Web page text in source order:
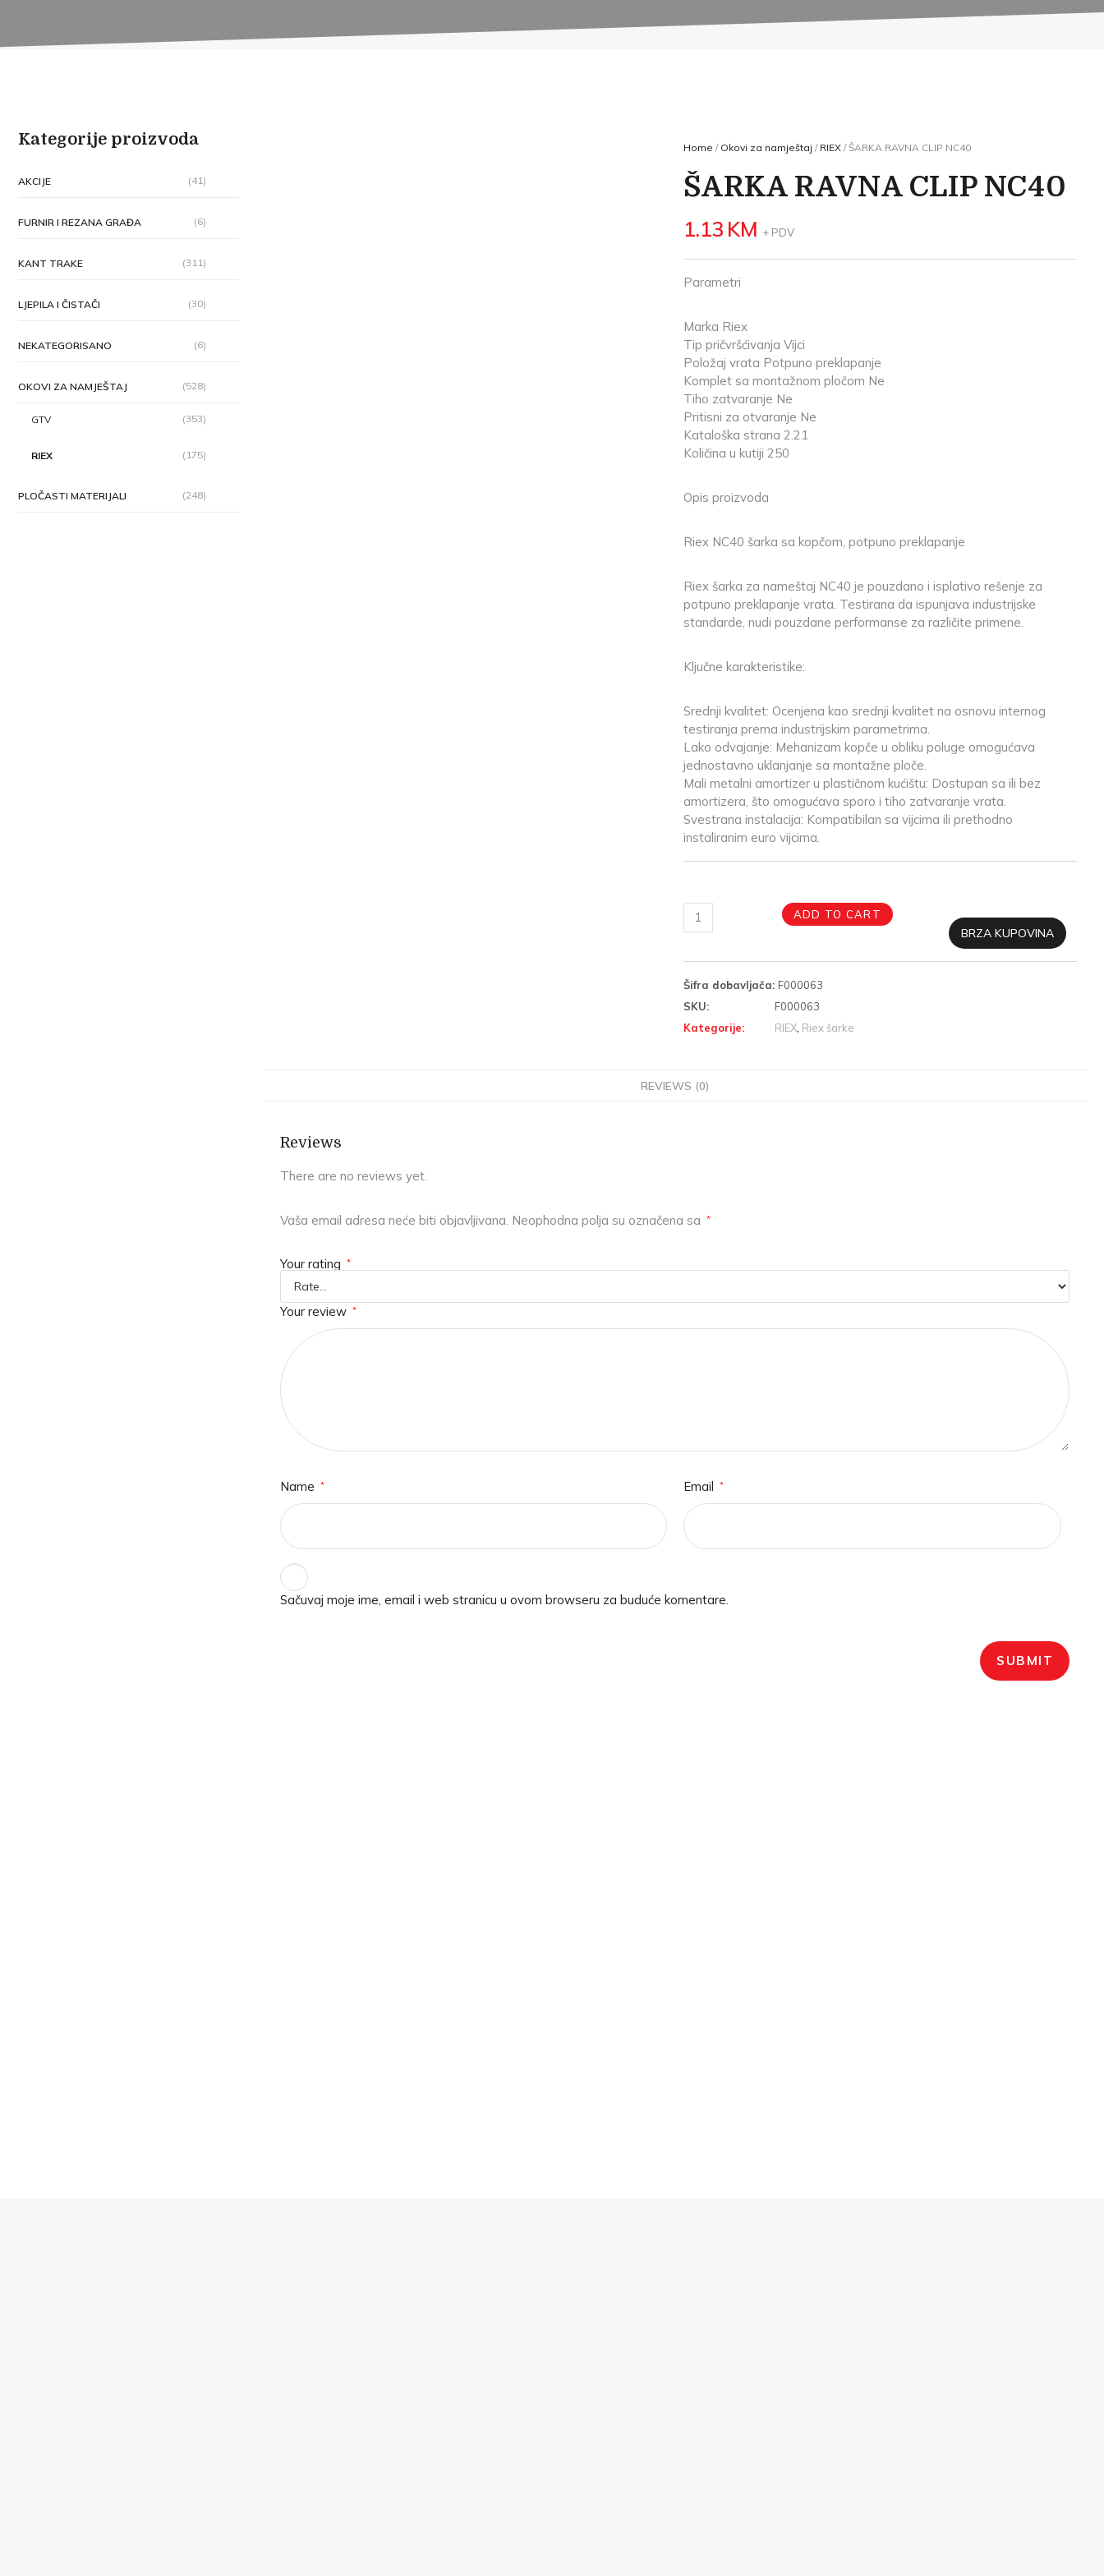
Kategorije proizvoda
AKCIJE (41)
FURNIR I REZANA GRAĐA (6)
KANT TRAKE (311)
LJEPILA I ČISTAČI (30)
NEKATEGORISANO (6)
OKOVI ZA NAMJEŠTAJ (528)
GTV (353)
RIEX (175)
PLOČASTI MATERIJALI (248)
Home / Okovi za namještaj / RIEX/ ŠARKA RAVNA CLIP NC40
ŠARKA RAVNA CLIP NC40
1.13 KM + PDV
Parametri
Marka Riex
Tip pričvršćivanja Vijci
Položaj vrata Potpuno preklapanje
Komplet sa montažnom pločom Ne
Tiho zatvaranje Ne
Pritisni za otvaranje Ne
Kataloška strana 2.21
Količina u kutiji 250
Opis proizvoda
Riex NC40 šarka sa kopčom, potpuno preklapanje
Riex šarka za nameštaj NC40 je pouzdano i isplativo rešenje za
potpuno preklapanje vrata. Testirana da ispunjava industrijske
standarde, nudi pouzdane performanse za različite primene.
Ključne karakteristike:
Srednji kvalitet: Ocenjena kao srednji kvalitet na osnovu internog
testiranja prema industrijskim parametrima.
Lako odvajanje: Mehanizam kopče u obliku poluge omogućava
jednostavno uklanjanje sa montažne ploče.
Mali metalni amortizer u plastičnom kućištu: Dostupan sa ili bez
amortizera, što omogućava sporo i tiho zatvaranje vrata.
Svestrana instalacija: Kompatibilan sa vijcima ili prethodno
instaliranim euro vijcima.
ADD TO CART
BRZA KUPOVINA
Šifra dobavljača: F000063
SKU:
F000063
Kategorije:
RIEX, Riex šarke
REVIEWS (0)
Reviews
There are no reviews yet.
Vaša email adresa neće biti objavljivana. Neophodna polja su označena sa *
Your rating *
Your review *
Name * Email *
Sačuvaj moje ime, email i web stranicu u ovom browseru za buduće komentare.